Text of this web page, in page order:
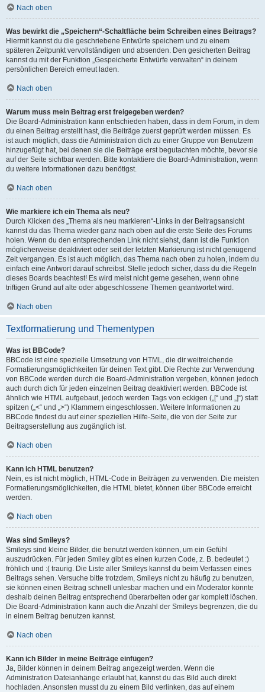
Nach oben
Was bewirkt die „Speichern“-Schaltfläche beim Schreiben eines Beitrags?
Hiermit kannst du die geschriebene Entwürfe speichern und zu einem
späteren Zeitpunkt vervollständigen und absenden. Den gesicherten Beitrag
kannst du mit der Funktion „Gespeicherte Entwürfe verwalten“ in deinem
persönlichen Bereich erneut laden.
Nach oben
Warum muss mein Beitrag erst freigegeben werden?
Die Board-Administration kann entschieden haben, dass in dem Forum, in dem
du einen Beitrag erstellt hast, die Beiträge zuerst geprüft werden müssen. Es
ist auch möglich, dass die Administration dich zu einer Gruppe von Benutzern
hinzugefügt hat, bei denen sie die Beiträge erst begutachten möchte, bevor sie
auf der Seite sichtbar werden. Bitte kontaktiere die Board-Administration, wenn
du weitere Informationen dazu benötigst.
Nach oben
Wie markiere ich ein Thema als neu?
Durch Klicken des „Thema als neu markieren“-Links in der Beitragsansicht
kannst du das Thema wieder ganz nach oben auf die erste Seite des Forums
holen. Wenn du den entsprechenden Link nicht siehst, dann ist die Funktion
möglicherweise deaktiviert oder seit der letzten Markierung ist nicht genügend
Zeit vergangen. Es ist auch möglich, das Thema nach oben zu holen, indem du
einfach eine Antwort darauf schreibst. Stelle jedoch sicher, dass du die Regeln
dieses Boards beachtest! Es wird meist nicht gerne gesehen, wenn ohne
triftigen Grund auf alte oder abgeschlossene Themen geantwortet wird.
Nach oben
Textformatierung und Thementypen
Was ist BBCode?
BBCode ist eine spezielle Umsetzung von HTML, die dir weitreichende
Formatierungsmöglichkeiten für deinen Text gibt. Die Rechte zur Verwendung
von BBCode werden durch die Board-Administration vergeben, können jedoch
auch durch dich für jeden einzelnen Beitrag deaktiviert werden. BBCode ist
ähnlich wie HTML aufgebaut, jedoch werden Tags von eckigen („[“ und „]“) statt
spitzen („<“ und „>“) Klammern eingeschlossen. Weitere Informationen zu
BBCode findest du auf einer speziellen Hilfe-Seite, die von der Seite zur
Beitragserstellung aus zugänglich ist.
Nach oben
Kann ich HTML benutzen?
Nein, es ist nicht möglich, HTML-Code in Beiträgen zu verwenden. Die meisten
Formatierungsmöglichkeiten, die HTML bietet, können über BBCode erreicht
werden.
Nach oben
Was sind Smileys?
Smileys sind kleine Bilder, die benutzt werden können, um ein Gefühl
auszudrücken. Für jeden Smiley gibt es einen kurzen Code, z. B. bedeutet :)
fröhlich und :( traurig. Die Liste aller Smileys kannst du beim Verfassen eines
Beitrags sehen. Versuche bitte trotzdem, Smileys nicht zu häufig zu benutzen,
sie können einen Beitrag schnell unlesbar machen und ein Moderator könnte
deshalb deinen Beitrag entsprechend überarbeiten oder gar komplett löschen.
Die Board-Administration kann auch die Anzahl der Smileys begrenzen, die du
in einem Beitrag benutzen kannst.
Nach oben
Kann ich Bilder in meine Beiträge einfügen?
Ja, Bilder können in deinem Beitrag angezeigt werden. Wenn die
Administration Dateianhänge erlaubt hat, kannst du das Bild auch direkt
hochladen. Ansonsten musst du zu einem Bild verlinken, das auf einem